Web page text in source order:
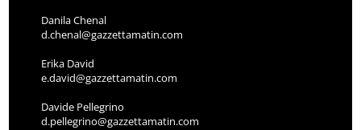
Danila Chenal
d.chenal@gazzettamatin.com
Erika David
e.david@gazzettamatin.com
Davide Pellegrino
d.pellegrino@gazzettamatin.com